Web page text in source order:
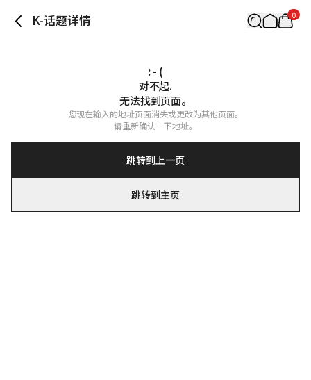
K-话题详情 0
: - (
对不起.
无法找到页面。
您现在输入的地址页面消失或更改为其他页面。
请重新确认一下地址。
跳转到上一页
跳转到主页